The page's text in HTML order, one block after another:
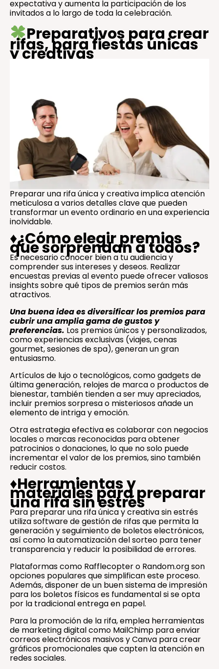
expectativa y aumenta la participación de los
invitados a lo largo de toda la celebración.
Preparativos para crear
rifas, para fiestas únicas
y creativas
Preparar una rifa única y creativa implica atención
meticulosa a varios detalles clave que pueden
transformar un evento ordinario en una experiencia
inolvidable.
♦️¿Cómo elegir premios
que sorprendan a todos?
Es necesario conocer bien a tu audiencia y
comprender sus intereses y deseos. Realizar
encuestas previas al evento puede ofrecer valiosos
insights sobre qué tipos de premios serán más
atractivos.
Una buena idea es diversificar los premios para
cubrir una amplia gama de gustos y
preferencias. Los premios únicos y personalizados,
como experiencias exclusivas (viajes, cenas
gourmet, sesiones de spa), generan un gran
entusiasmo.
Artículos de lujo o tecnológicos, como gadgets de
última generación, relojes de marca o productos de
bienestar, también tienden a ser muy apreciados,
incluir premios sorpresa o misteriosos añade un
elemento de intriga y emoción.
Otra estrategia efectiva es colaborar con negocios
locales o marcas reconocidas para obtener
patrocinios o donaciones, lo que no solo puede
incrementar el valor de los premios, sino también
reducir costos.
♦️Herramientas y
materiales para preparar
una rifa sin estrés
Para preparar una rifa única y creativa sin estrés
utiliza software de gestión de rifas que permita la
generación y seguimiento de boletos electrónicos,
así como la automatización del sorteo para tener
transparencia y reducir la posibilidad de errores.
Plataformas como Rafflecopter o Random.org son
opciones populares que simplifican este proceso.
Además, disponer de un buen sistema de impresión
para los boletos físicos es fundamental si se opta
por la tradicional entrega en papel.
Para la promoción de la rifa, emplea herramientas
de marketing digital como MailChimp para enviar
correos electrónicos masivos y Canva para crear
gráficos promocionales que capten la atención en
redes sociales.